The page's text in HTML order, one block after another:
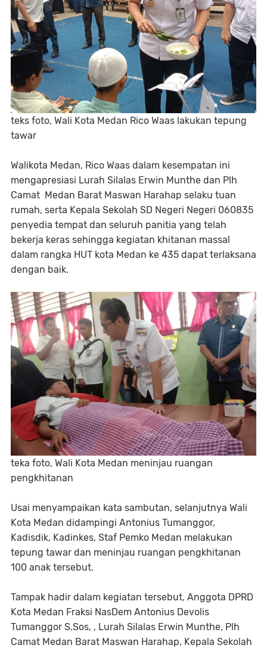
teks foto, Wali Kota Medan Rico Waas lakukan tepung
tawar
Walikota Medan, Rico Waas dalam kesempatan ini
mengapresiasi Lurah Silalas Erwin Munthe dan Plh
Camat Medan Barat Maswan Harahap selaku tuan
rumah, serta Kepala Sekolah SD Negeri Negeri 060835
penyedia tempat dan seluruh panitia yang telah
bekerja keras sehingga kegiatan khitanan massal
dalam rangka HUT kota Medan ke 435 dapat terlaksana
dengan baik.
teka foto, Wali Kota Medan meninjau ruangan
pengkhitanan
Usai menyampaikan kata sambutan, selanjutnya Wali
Kota Medan didampingi Antonius Tumanggor,
Kadisdik, Kadinkes, Staf Pemko Medan melakukan
tepung tawar dan meninjau ruangan pengkhitanan
100 anak tersebut.
Tampak hadir dalam kegiatan tersebut, Anggota DPRD
Kota Medan Fraksi NasDem Antonius Devolis
Tumanggor S.Sos, , Lurah Silalas Erwin Munthe, Plh
Camat Medan Barat Maswan Harahap, Kepala Sekolah